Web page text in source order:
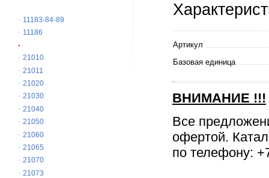
11183-84-89
11186
21010
21011
21020
21030
21040
21050
21060
21065
21070
21073
Артикул
Базовая единица
ВНИМАНИЕ !!!
Все
офертой.
по телефону: